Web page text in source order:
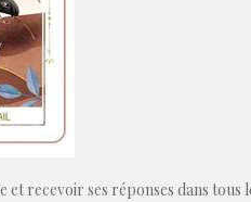
recevoir ses réponses dans tous